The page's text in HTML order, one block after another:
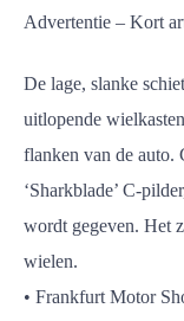
Advertentie – Kort
De lage, slanke
uitlopende
flanken van de auto.
‘Sharkblade’ C-
wordt gegeven. Het
wielen.
• Frankfurt Motor